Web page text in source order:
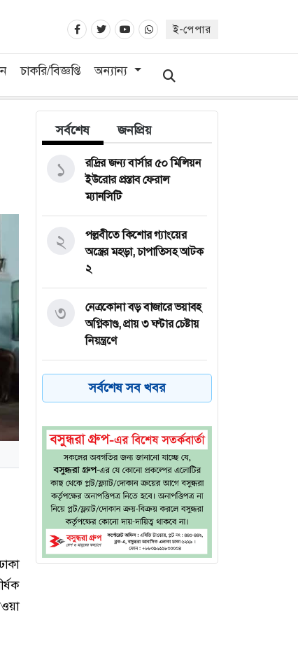
ই-পেপার
চাকরি/বিজ্ঞপ্তি অন্যান্য
সর্বশেষ জনপ্রিয়
রদ্রির জন্য বার্সার ৫০ মিলিয়ন
ইউরোর প্রস্তাব ফেরাল
ম্যানসিটি
১
পল্লবীতে কিশোর গ্যাংয়ের
অস্ত্রের মহড়া, চাপাতিসহ আটক
২
২
নেত্রকোনা বড় বাজারে ভয়াবহ
অগ্নিকাণ্ড, প্রায় ৩ ঘণ্টার চেষ্টায়
নিয়ন্ত্রণে
৩
কয়েক ডজন
অভিবাসনপ্রত্যাশীকে উদ্ধার
জুলাই গণঅভ্যুত্থানের কৃতিত্ব
জনগণের, কারও একার নয়:
তথ্যমন্ত্রী
৫
ভারত থেকে ২ দশমিক ৩
মেট্রিক টন টিয়ার গ্যাস
আমদানি
৬
সর্বশেষ সব খবর